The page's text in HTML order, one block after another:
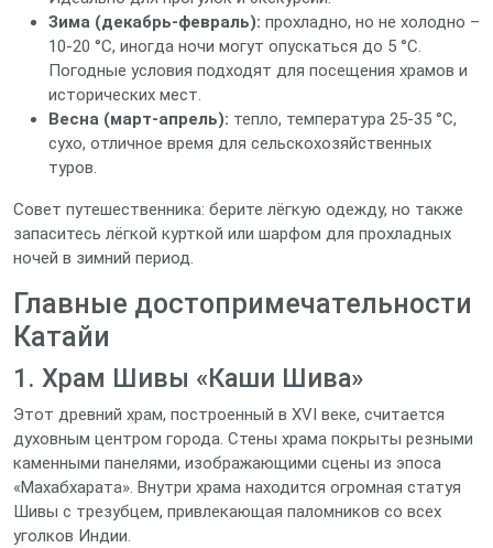
Зима (декабрь‑февраль): прохладно, но не холодно –
10‑20 °C, иногда ночи могут опускаться до 5 °C.
Погодные условия подходят для посещения храмов и
исторических мест.
Весна (март‑апрель): тепло, температура 25‑35 °C,
сухо, отличное время для сельскохозяйственных
туров.
Совет путешественника: берите лёгкую одежду, но также
запаситесь лёгкой курткой или шарфом для прохладных
ночей в зимний период.
Главные достопримечательности
Катайи
1. Храм Шивы «Каши Шива»
Этот древний храм, построенный в XVI веке, считается
духовным центром города. Стены храма покрыты резными
каменными панелями, изображающими сцены из эпоса
«Махабхарата». Внутри храма находится огромная статуя
Шивы с трезубцем, привлекающая паломников со всех
уголков Индии.